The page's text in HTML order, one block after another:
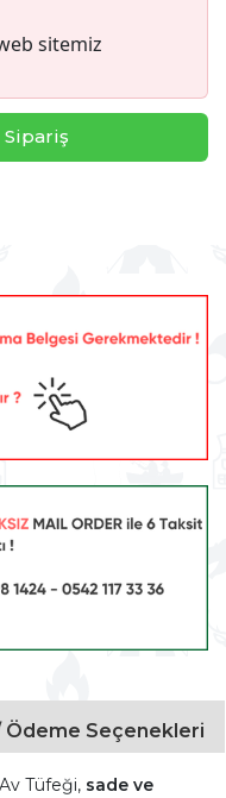
sitemiz
Ödeme Seçenekleri
Tüfeği, sade ve